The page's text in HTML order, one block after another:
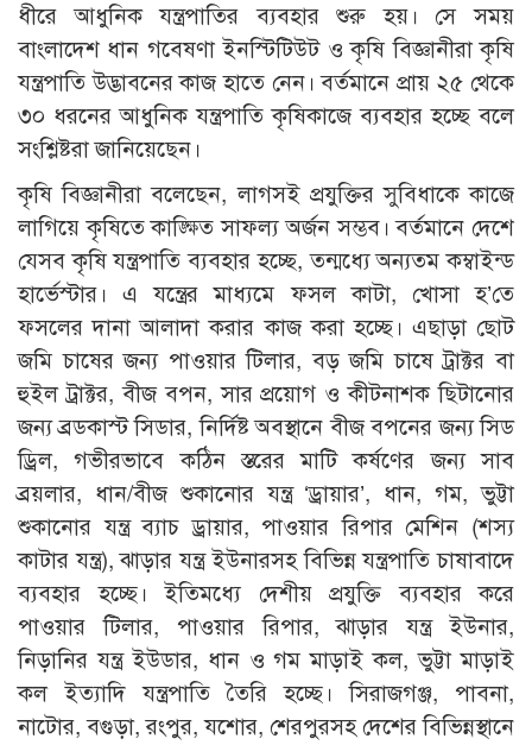
ধীরে আধুনিক যন্ত্রপাতির ব্যবহার শুরু হয়। সে সময়
বাংলাদেশ ধান গবেষণা ইনস্টিটিউট ও কৃষি বিজ্ঞানীরা কৃষি
যন্ত্রপাতি উদ্ভাবনের কাজ হাতে নেন। বর্তমানে প্রায় ২৫ থেকে
৩০ ধরনের আধুনিক যন্ত্রপাতি কৃষিকাজে ব্যবহার হচ্ছে বলে
সংশ্লিষ্টরা জানিয়েছেন।
কৃষি বিজ্ঞানীরা বলেছেন, লাগসই প্রযুক্তির সুবিধাকে কাজে
লাগিয়ে কৃষিতে কাঙ্ক্ষিত সাফল্য অর্জন সম্ভব। বর্তমানে দেশে
যেসব কৃষি যন্ত্রপাতি ব্যবহার হচ্ছে, তন্মধ্যে অন্যতম কম্বাইন্ড
হার্ভেস্টার। এ যন্ত্রের মাধ্যমে ফসল কাটা, খোসা হ’তে
ফসলের দানা আলাদা করার কাজ করা হচ্ছে। এছাড়া ছোট
জমি চাষের জন্য পাওয়ার টিলার, বড় জমি চাষে ট্রাক্টর বা
হুইল ট্রাক্টর, বীজ বপন, সার প্রয়োগ ও কীটনাশক ছিটানোর
জন্য ব্রডকাস্ট সিডার, নির্দিষ্ট অবস্থানে বীজ বপনের জন্য সিড
ড্রিল, গভীরভাবে কঠিন স্তরের মাটি কর্ষণের জন্য সাব
ব্রয়লার, ধান/বীজ শুকানোর যন্ত্র ‘ড্রায়ার’, ধান, গম, ভুট্টা
শুকানোর যন্ত্র ব্যাচ ড্রায়ার, পাওয়ার রিপার মেশিন (শস্য
কাটার যন্ত্র), ঝাড়ার যন্ত্র ইউনারসহ বিভিন্ন যন্ত্রপাতি চাষাবাদে
ব্যবহার হচ্ছে। ইতিমধ্যে দেশীয় প্রযুক্তি ব্যবহার করে
পাওয়ার টিলার, পাওয়ার রিপার, ঝাড়ার যন্ত্র ইউনার,
নিড়ানির যন্ত্র ইউডার, ধান ও গম মাড়াই কল, ভুট্টা মাড়াই
কল ইত্যাদি যন্ত্রপাতি তৈরি হচ্ছে। সিরাজগঞ্জ, পাবনা,
নাটোর, বগুড়া, রংপুর, যশোর, শেরপুরসহ দেশের বিভিন্নস্থানে